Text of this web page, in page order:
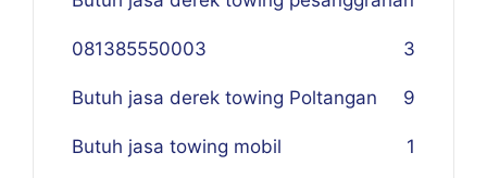
081385550003 3
Butuh jasa derek towing Poltangan 9
Butuh jasa towing mobil 1